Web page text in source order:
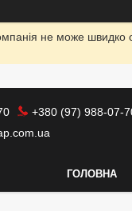
не може швидко
+380 (97) 988-07-
ГОЛОВНА